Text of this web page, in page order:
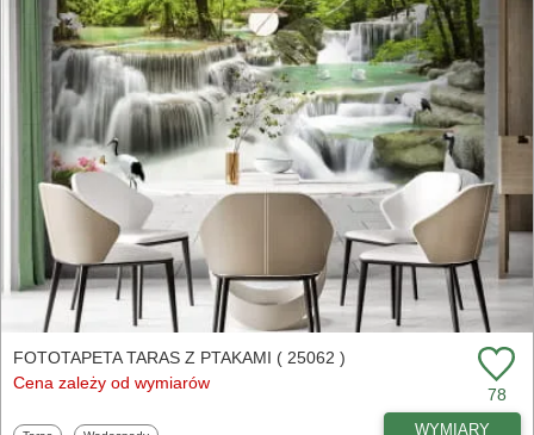
FOTOTAPETA TARAS Z PTAKAMI ( 25062 )
Cena zależy od wymiarów
78
WYMIARY